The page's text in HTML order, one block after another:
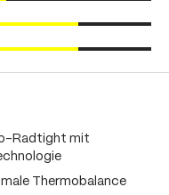
Radtight mit
Thermobalance